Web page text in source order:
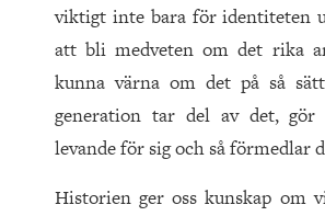
viktigt inte bara för identiteten
att bli medveten om det rika
kunna värna om det på så
generation tar del av det,
levande för sig och så förmedlar
Historien ger oss kunskap om